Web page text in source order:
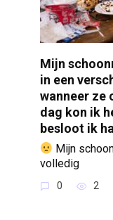
Mijn
in een
wanneer ze
dag kon ik
besloot ik
Mijn
volledig
0 2